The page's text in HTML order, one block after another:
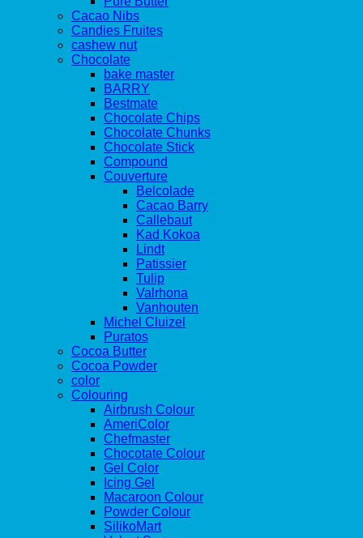
Cacao Nibs
Candies Fruites
cashew nut
Chocolate
bake master
BARRY
Bestmate
Chocolate Chips
Chocolate Chunks
Chocolate Stick
Compound
Couverture
Belcolade
Cacao Barry
Callebaut
Kad Kokoa
Lindt
Patissier
Tulip
Valrhona
Vanhouten
Michel Cluizel
Puratos
Cocoa Butter
Cocoa Powder
color
Colouring
Airbrush Colour
AmeriColor
Chefmaster
Chocotate Colour
Gel Color
Icing Gel
Macaroon Colour
Powder Colour
SilikoMart